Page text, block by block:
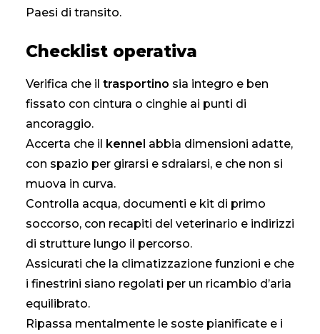
Paesi di transito.
Checklist operativa
Verifica che il trasportino sia integro e ben
fissato con cintura o cinghie ai punti di
ancoraggio.
Accerta che il kennel abbia dimensioni adatte,
con spazio per girarsi e sdraiarsi, e che non si
muova in curva.
Controlla acqua, documenti e kit di primo
soccorso, con recapiti del veterinario e indirizzi
di strutture lungo il percorso.
Assicurati che la climatizzazione funzioni e che
i finestrini siano regolati per un ricambio d’aria
equilibrato.
Ripassa mentalmente le soste pianificate e i